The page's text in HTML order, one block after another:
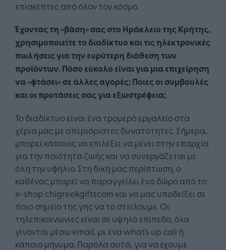
επισκέπτες από όλον τον κόσμο.
Έχοντας τη «βάση» σας στο Ηράκλειο της Κρήτης,
χρησιμοποιείτε το διαδίκτυο και τις ηλεκτρονικές
πωλήσεις για την ευρύτερη διάθεση των
προϊόντων. Πόσο εύκολο είναι για μια επιχείρηση
να «φτάσει» σε άλλες αγορές; Ποιες οι συμβουλές
και οι προτάσεις σας για εξωστρέφεια;
Το διαδίκτυο είναι ένα τρομερό εργαλείο στα
χέρια μας με απεριόριστες δυνατότητες. Σήμερα,
μπορεί κάποιος να επιλέξει να μένει στην επαρχία
για την ποιότητα ζωής και να συνεργάζεται με
όλη την υφήλιο. Στη δική μας περίπτωση, ο
καθένας μπορεί να παραγγείλει ένα δώρο από το
e-shop chigreekgiftscom και να μας υποδείξει σε
ποιο σημείο της γης να το στείλουμε. Οι
τηλεπικοινωνίες είναι σε υψηλό επίπεδο, όλα
γίνονται μέσω email, με ένα what’s up call ή
κάποιο μήνυμα. Παρόλα αυτά, για να έχουμε